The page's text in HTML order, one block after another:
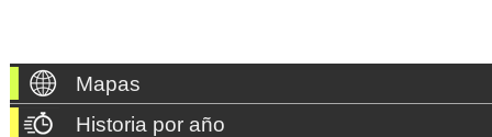
Mapas
Historia por año